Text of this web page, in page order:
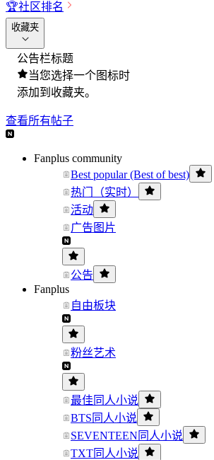
🏆社区排名
收藏夹
公告栏标题
当您选择一个图标时
添加到收藏夹。
查看所有帖子
Fanplus community
Best popular (Best of best)
热门（实时）
活动
广告图片
公告
Fanplus
自由板块
粉丝艺术
最佳同人小说
BTS同人小说
SEVENTEEN同人小说
TXT同人小说